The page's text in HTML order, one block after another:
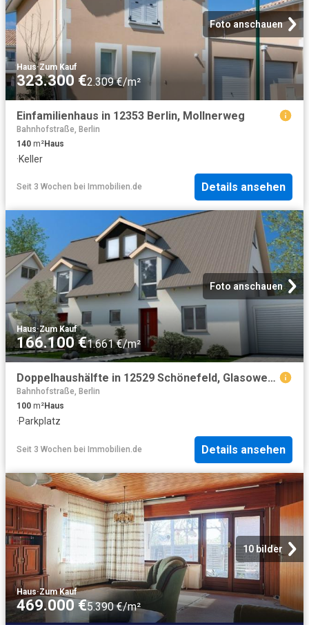
Foto anschauen
Haus·Zum Kauf
323.300 €2.309 €/m²
Einfamilienhaus in 12353 Berlin, Mollnerweg
Bahnhofstraße, Berlin
140 m²Haus
·Keller
Seit 3 Wochen bei Immobilien.de Details ansehen
Foto anschauen
Haus·Zum Kauf
166.100 €1.661 €/m²
Doppelhaushälfte in 12529 Schönefeld, Glasower Weg
Bahnhofstraße, Berlin
100 m²Haus
·Parkplatz
Seit 3 Wochen bei Immobilien.de Details ansehen
10 bilder
Haus·Zum Kauf
469.000 €5.390 €/m²